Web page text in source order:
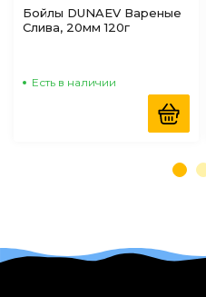
Бойлы DUNAEV Вареные
Слива, 20мм 120г
Есть в наличии